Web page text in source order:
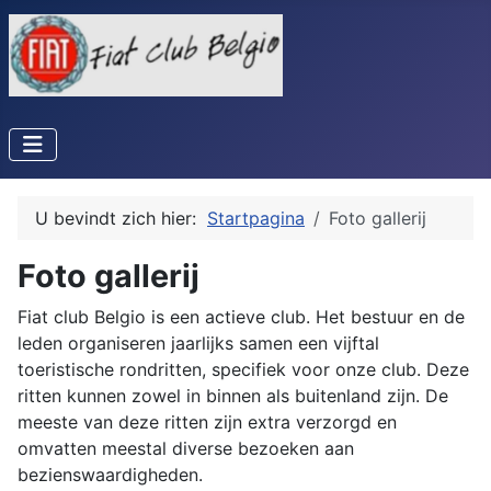
U bevindt zich hier: Startpagina Foto gallerij
Foto gallerij
Fiat club Belgio is een actieve club. Het bestuur en de
leden organiseren jaarlijks samen een vijftal
toeristische rondritten, specifiek voor onze club. Deze
ritten kunnen zowel in binnen als buitenland zijn. De
meeste van deze ritten zijn extra verzorgd en
omvatten meestal diverse bezoeken aan
bezienswaardigheden.